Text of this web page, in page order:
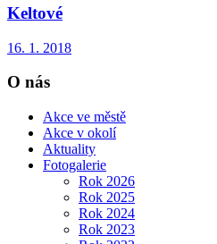
Keltové
16. 1. 2018
O nás
Akce ve městě
Akce v okolí
Aktuality
Fotogalerie
Rok 2026
Rok 2025
Rok 2024
Rok 2023